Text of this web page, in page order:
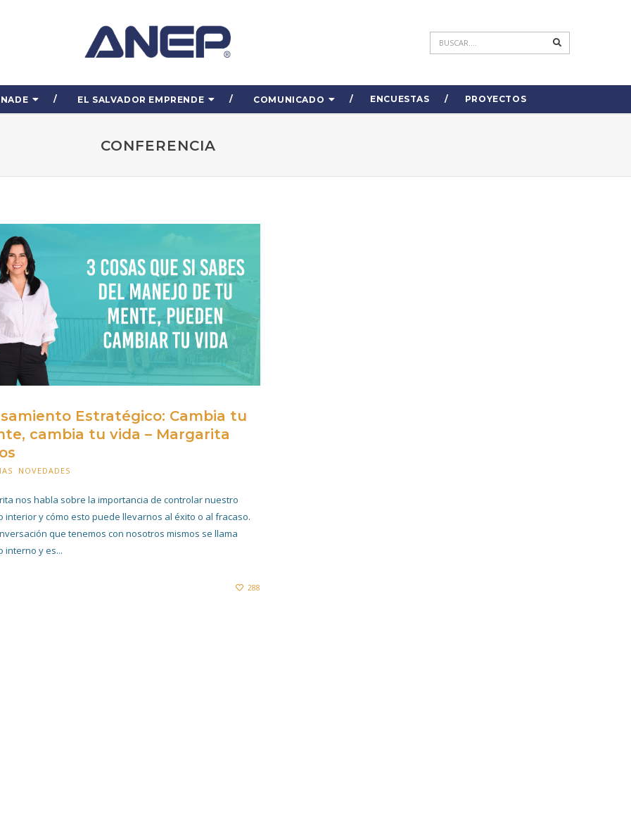
EL SALVADOR EMPRENDE COMUNICADO ENCUESTAS PROYECTOS
CONFERENCIA
Estratégico: Cambia tu
cambia tu vida – Margarita
NOVEDADES
nos habla sobre la importancia de controlar nuestro
interior y cómo esto puede llevarnos al éxito o al fracaso.
que tenemos con nosotros mismos se llama
interno y es...
288